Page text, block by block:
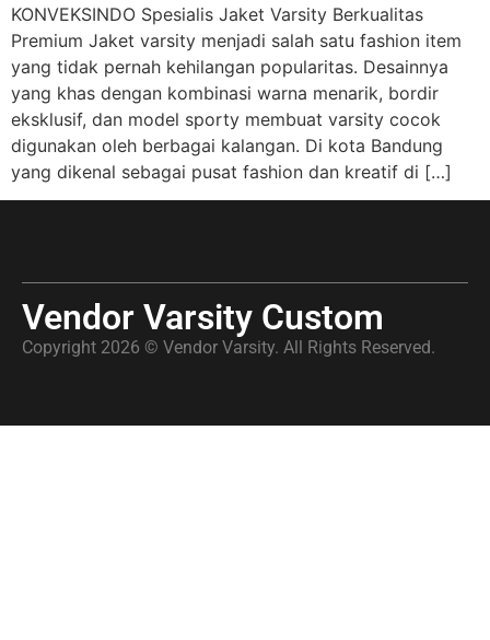
KONVEKSINDO Spesialis Jaket Varsity Berkualitas
Premium Jaket varsity menjadi salah satu fashion item
yang tidak pernah kehilangan popularitas. Desainnya
yang khas dengan kombinasi warna menarik, bordir
eksklusif, dan model sporty membuat varsity cocok
digunakan oleh berbagai kalangan. Di kota Bandung
yang dikenal sebagai pusat fashion dan kreatif di […]
Vendor Varsity Custom
Copyright 2026 © Vendor Varsity. All Rights Reserved.